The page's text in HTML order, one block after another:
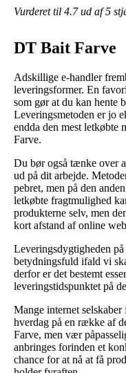
Vurderet til 4.7ud af 5
DT Bait Farve
Adskillige e-handler
leveringsformer. En
som gør at du kan hente
Leveringsmetoden er jo
endda den mest
Farve.
Du bør også tænke over
ud på dit arbejde.
pebret, men på den
letkøbte fragtmulighed
produkterne selv, men
kort afstand af online
Leveringsdygtigheden
betydningsfuld ifald vi
derfor er det bestemt
leveringstidspunktet på
Mange internet
hverdag på en række af
Farve, men vær
anbringes forinden et
chance for at nå at få